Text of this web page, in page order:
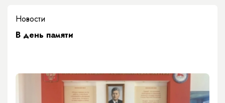
Новости
​В день памяти